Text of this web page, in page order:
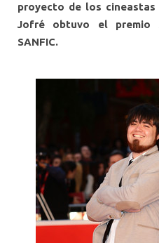
proyecto de los cineastas
Jofré obtuvo el premio
SANFIC.